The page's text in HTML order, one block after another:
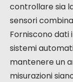
controllare sia
sensori
Forniscono dati
sistemi
mantenere un
misurazioni